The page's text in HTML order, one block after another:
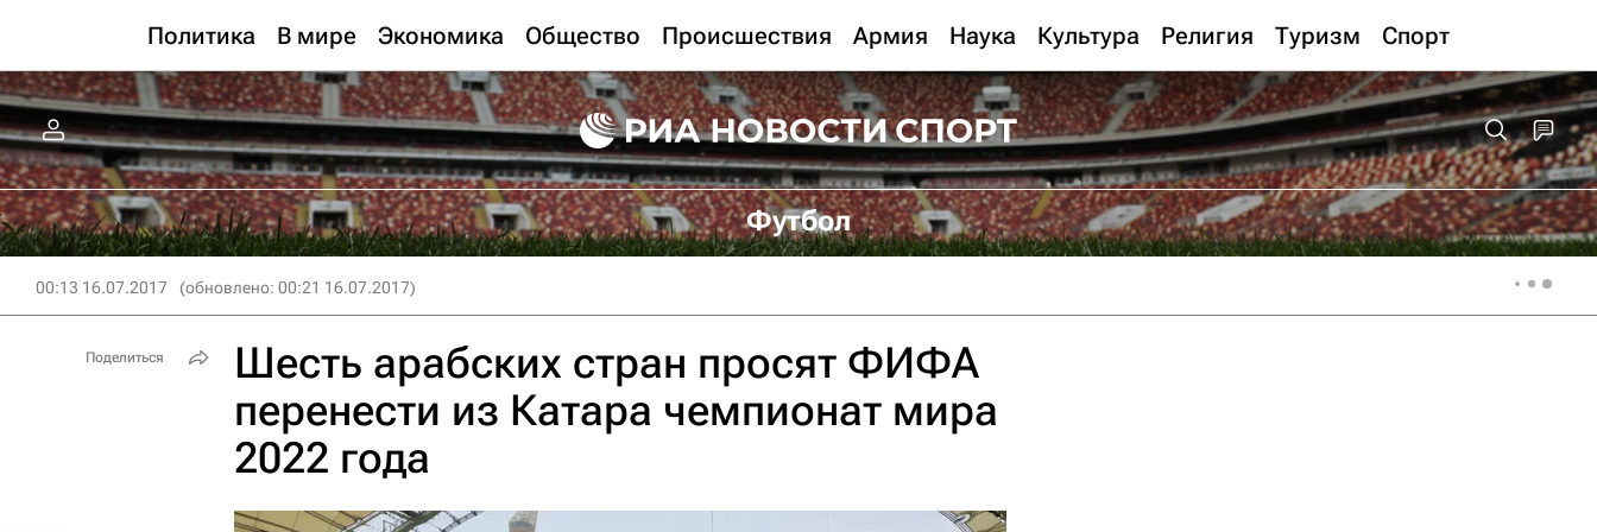
Политика В мире Экономика Общество Происшествия Армия Наука Культура Религия Туризм Спорт
Футбол
00:13 16.07.2017 (обновлено: 00:21 16.07.2017)
Шесть арабских стран просят ФИФА
перенести из Катара чемпионат мира
2022 года
Поделиться